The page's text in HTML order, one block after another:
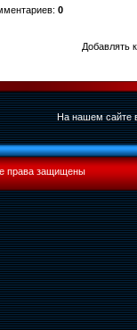
: 0
Добавлять
На нашем сайте
права защищены